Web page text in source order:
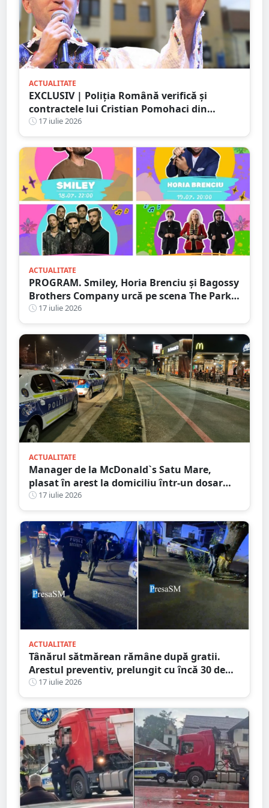
ACTUALITATE
EXCLUSIV | Poliția Română verifică și
contractele lui Cristian Pomohaci din
județul Satu Mare. PresaSM a reușit să
oprească un concert încă din 2023
17 iulie 2026
ACTUALITATE
PROGRAM. Smiley, Horia Brenciu și Bagossy
Brothers Company urcă pe scena The Park
Festival. Trei zile de concerte la Carei
17 iulie 2026
ACTUALITATE
Manager de la McDonald`s Satu Mare,
plasat în arest la domiciliu într-un dosar
DIICOT de trafic de droguri
17 iulie 2026
ACTUALITATE
Tânărul sătmărean rămâne după gratii.
Arestul preventiv, prelungit cu încă 30 de
zile în dosarul morții de la Ștrandul Satu
Mare
17 iulie 2026